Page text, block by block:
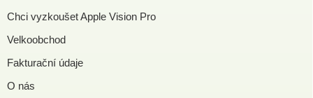
Chci vyzkoušet Apple Vision Pro
Velkoobchod
Fakturační údaje
O nás